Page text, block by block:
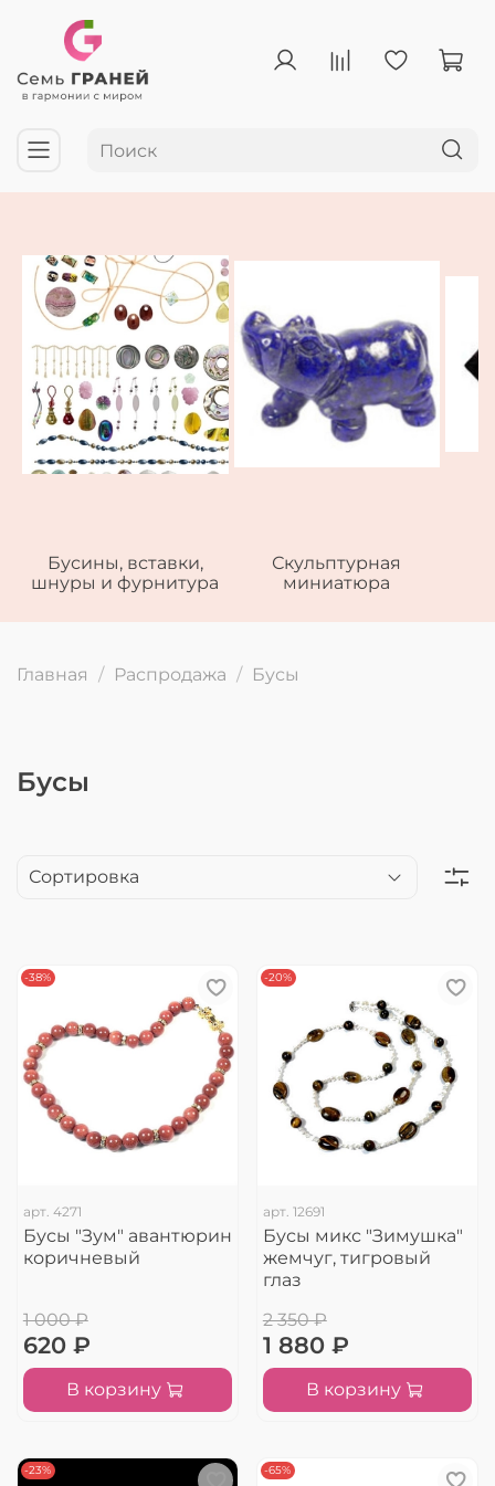
Бусины, вставки,
шнуры и фурнитура
Скульптурная
миниатюра
Главная Распродажа Бусы
Бусы
-38%
арт. 4271
Бусы "Зум" авантюрин
коричневый
1 000 ₽
620 ₽
В корзину
-20%
арт. 12691
Бусы микс "Зимушка"
жемчуг, тигровый
глаз
2 350 ₽
1 880 ₽
В корзину
-23% -65%